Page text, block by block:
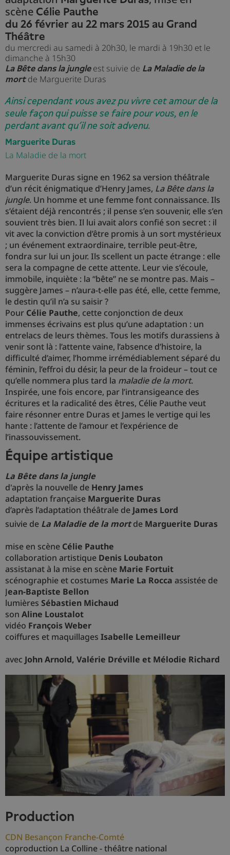
scène Célie Pauthe
du 26 février au 22 mars 2015 au Grand
Théâtre
du mercredi au samedi à 20h30, le mardi à 19h30 et le
dimanche à 15h30
La Bête dans la jungleest suivie de La Maladie de la
mortde Marguerite Duras
Ainsi cependant vous avez pu vivre cet amour de la
seule façon qui puisse se faire pour vous, en le
perdant avant qu’il ne soit advenu.
Marguerite Duras
La Maladie de la mort
Marguerite Duras signe en 1962 sa version théâtrale
d’un récit énigmatique d’Henry James, La Bête dans la
jungle. Un homme et une femme font connaissance. Ils
s’étaient déjà rencontrés ; il pense s’en souvenir, elle s’en
souvient très bien. Il lui avait alors confié son secret : il
vit avec la conviction d’être promis à un sort mystérieux
; un événement extraordinaire, terrible peut-être,
fondra sur lui un jour. Ils scellent un pacte étrange : elle
sera la compagne de cette attente. Leur vie s’écoule,
immobile, inquiète : la “bête” ne se montre pas. Mais –
suggère James – n’aura-t-elle pas été, elle, cette femme,
le destin qu’il n’a su saisir ?
Pour Célie Pauthe, cette conjonction de deux
immenses écrivains est plus qu’une adaptation : un
entrelacs de leurs thèmes. Tous les motifs durassiens à
venir sont là : l’attente vaine, l’absence d’histoire, la
difficulté d’aimer, l’homme irrémédiablement séparé du
féminin, l’effroi du désir, la peur de la froideur – tout ce
qu’elle nommera plus tard la maladie de la mort.
Inspirée, une fois encore, par l’intransigeance des
écritures et la radicalité des êtres, Célie Pauthe veut
faire résonner entre Duras et James le vertige qui les
hante : l’attente de l’amour et l’expérience de
l’inassouvissement.
équipe artistique
La Bête dans la jungle
d'après la nouvelle de Henry James
adaptation française Marguerite Duras
d’après l’adaptation théâtrale de James Lord
suivie de La Maladie de la mortde Marguerite Duras
mise en scène Célie Pauthe
collaboration artistique Denis Loubaton
assistanat à la mise en scène Marie Fortuit
scénographie et costumes Marie La Rocca assistée de
Jean-Baptiste Bellon
lumières Sébastien Michaud
son Aline Loustalot
vidéo François Weber
coiffures et maquillages Isabelle Lemeilleur
avec John Arnold, Valérie Dréville et Mélodie Richard
production
CDN Besançon Franche-Comté
coproduction La Colline - théâtre national